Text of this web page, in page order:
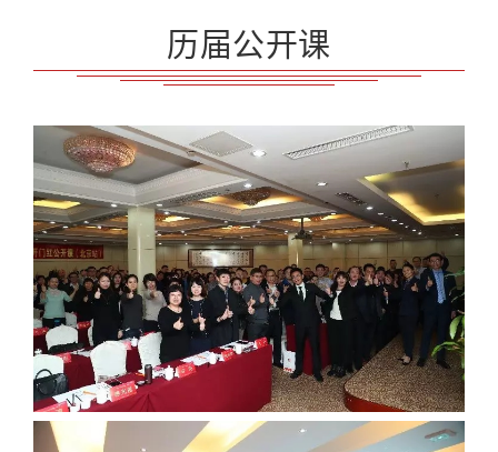
历届公开课